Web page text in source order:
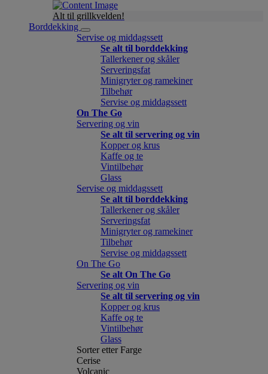
Alt til grillkvelden!
Borddekking
Servise og middagssett
Se alt til borddekking
Tallerkener og skåler
Serveringsfat
Minigryter og ramekiner
Tilbehør
Servise og middagssett
On The Go
Servering og vin
Se alt til servering og vin
Kopper og krus
Kaffe og te
Vintilbehør
Glass
Servise og middagssett
Se alt til borddekking
Tallerkener og skåler
Serveringsfat
Minigryter og ramekiner
Tilbehør
Servise og middagssett
On The Go
Se alt On The Go
Servering og vin
Se alt til servering og vin
Kopper og krus
Kaffe og te
Vintilbehør
Glass
Sorter etter Farge
Cerise
Volcanic